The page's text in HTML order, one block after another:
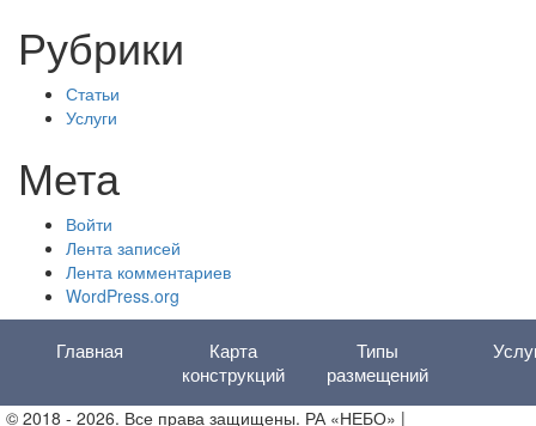
Рубрики
Статьи
Услуги
Мета
Войти
Лента записей
Лента комментариев
WordPress.org
Главная
Карта
конструкций
Типы
размещений
© 2018 - 2026. Все права защищены. РА «НЕБО» |